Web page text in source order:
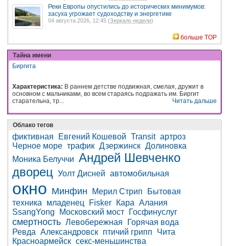
Реки Европы опустились до исторических минимумов:
засуха угрожает судоходству и энергетике
04 августа 2026, 12:45 (Зеркало недели)
больше TOP
Тайна имени
Биргита
Характеристика: В раннем детстве подвижная, смелая, дружит в
основном с мальчиками, во всем стараясь подражать им. Биргит
старательна, тр...
Читать дальше
Облако тегов
фиктивная Евгений Кошевой Transit артроз
Черное море трафик Дзержинск Долиновка
Моника Белуччи Андрей Шевченко
дворец Уолт Дисней автомобильная
окно Минфин Мерил Стрип
Бытовая
техника
младенец Fisker Кара Алания
SsangYong
Московский мост Госфинуслуг
смертность Левобережная
Горячая вода
Ревда Александровск птичий грипп
Чита
Красноармейск секс-меньшинства